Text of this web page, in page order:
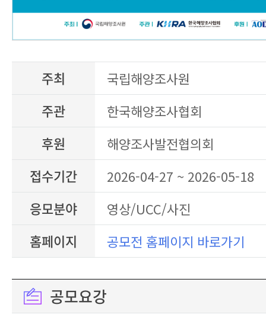
주최 국립해양조사원
주관 한국해양조사협회
후원 해양조사발전협의회
접수기간 2026-04-27 ~ 2026-05-18
응모분야 영상/UCC/사진
홈페이지 공모전 홈페이지 바로가기
공모요강